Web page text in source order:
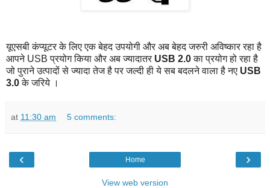
यूएसबी कंप्यूटर के लिए एक बेहद उपयोगी और अब बेहद जरुरी अविष्कार रहा है
आपने USB प्रयोग किया और अब ज्यादातर USB 2.0का प्रयोग हो रहा है
जो पुराने उत्पादों से ज्यादा तेज है पर जल्दी ही ये सब बदलने वाला है नए USB
3.0के जरिये ।
at 11:30 am 5 comments:
‹ ›
Home
View web version